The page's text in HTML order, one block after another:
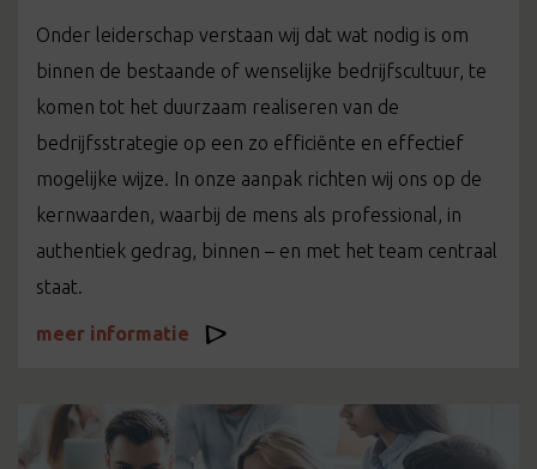
Onder leiderschap verstaan wij dat wat nodig is om
binnen de bestaande of wenselijke bedrijfscultuur, te
komen tot het duurzaam realiseren van de
bedrijfsstrategie op een zo efficiënte en effectief
mogelijke wijze. In onze aanpak richten wij ons op de
kernwaarden, waarbij de mens als professional, in
authentiek gedrag, binnen – en met het team centraal
staat.
meer informatie